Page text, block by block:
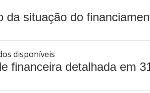
da situação do
disponíveis
financeira detalhada em